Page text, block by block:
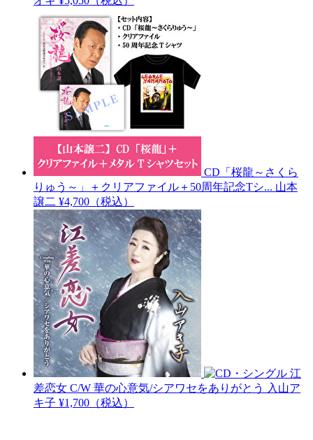
CD「桜龍～さくら
りゅう～」＋クリアファイル＋50周年記念Tシ... 山本
譲二 ¥4,700（税込）
江
差恋女 C/W 華の心意気/シアワセをありがとう
入山ア
キ子 ¥1,700（税込）